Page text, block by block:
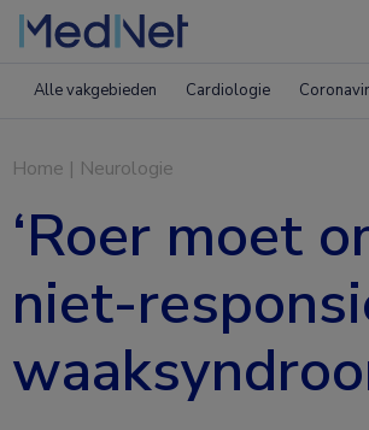
Alle vakgebieden Cardiologie
Home | Neurologie
‘Roer moet
niet-